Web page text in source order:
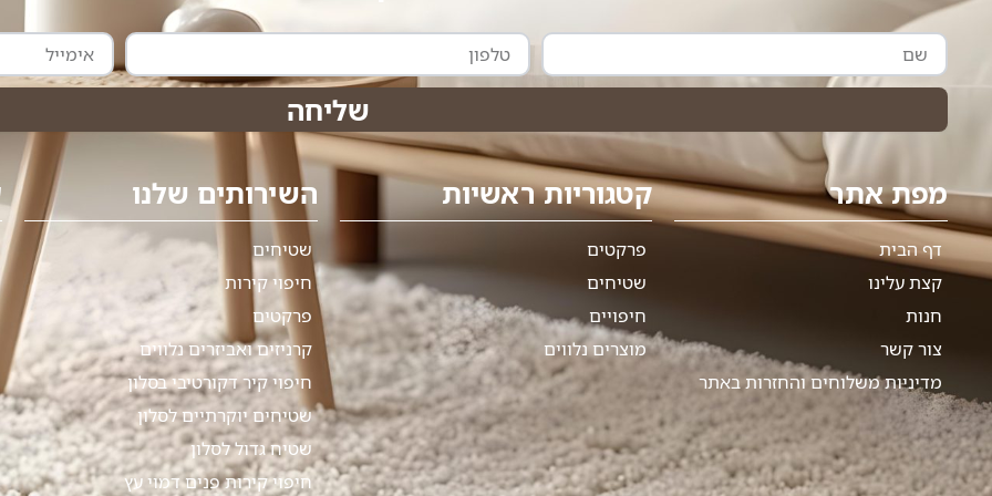
שם טלפון אימייל
שליחה
מפת אתר
דף הבית
קצת עלינו
חנות
צור קשר
מדיניות משלוחים והחזרות באתר
קטגוריות ראשיות
פרקטים
שטיחים
חיפויים
מוצרים נלווים
השירותים שלנו
שטיחים
חיפוי קירות
פרקטים
קרניזים ואביזרים נלווים
חיפוי קיר דקורטיבי בסלון
שטיחים יוקרתיים לסלון
שטיח גדול לסלון
חיפוי קירות פנים דמוי עץ